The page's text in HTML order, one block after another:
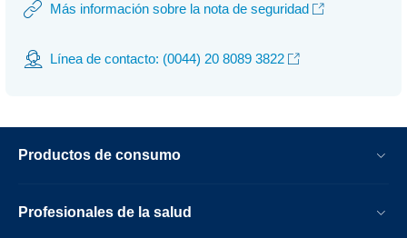
Más información sobre la nota de seguridad
Línea de contacto: (0044) 20 8089 3822
Productos de consumo
Profesionales de la salud